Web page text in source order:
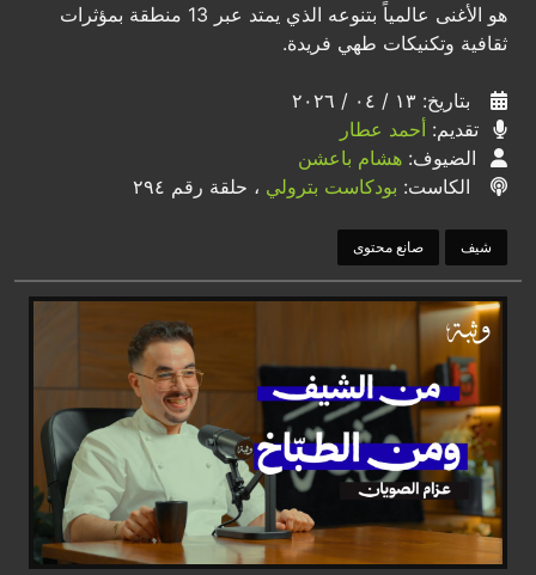
هو الأغنى عالمياً بتنوعه الذي يمتد عبر 13 منطقة بمؤثرات
ثقافية وتكنيكات طهي فريدة.
بتاريخ: ١٣ / ٠٤ / ٢٠٢٦
تقديم: أحمد عطار
الضيوف: هشام باعشن
الكاست: بودكاست بترولي ، حلقة رقم ٢٩٤
شيف صانع محتوى